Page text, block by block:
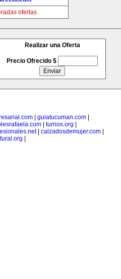
ofertas
Realizar una Oferta
Precio Ofrecido $
guiatucuman.com
turnos.org
| calzadosdemujer.com|